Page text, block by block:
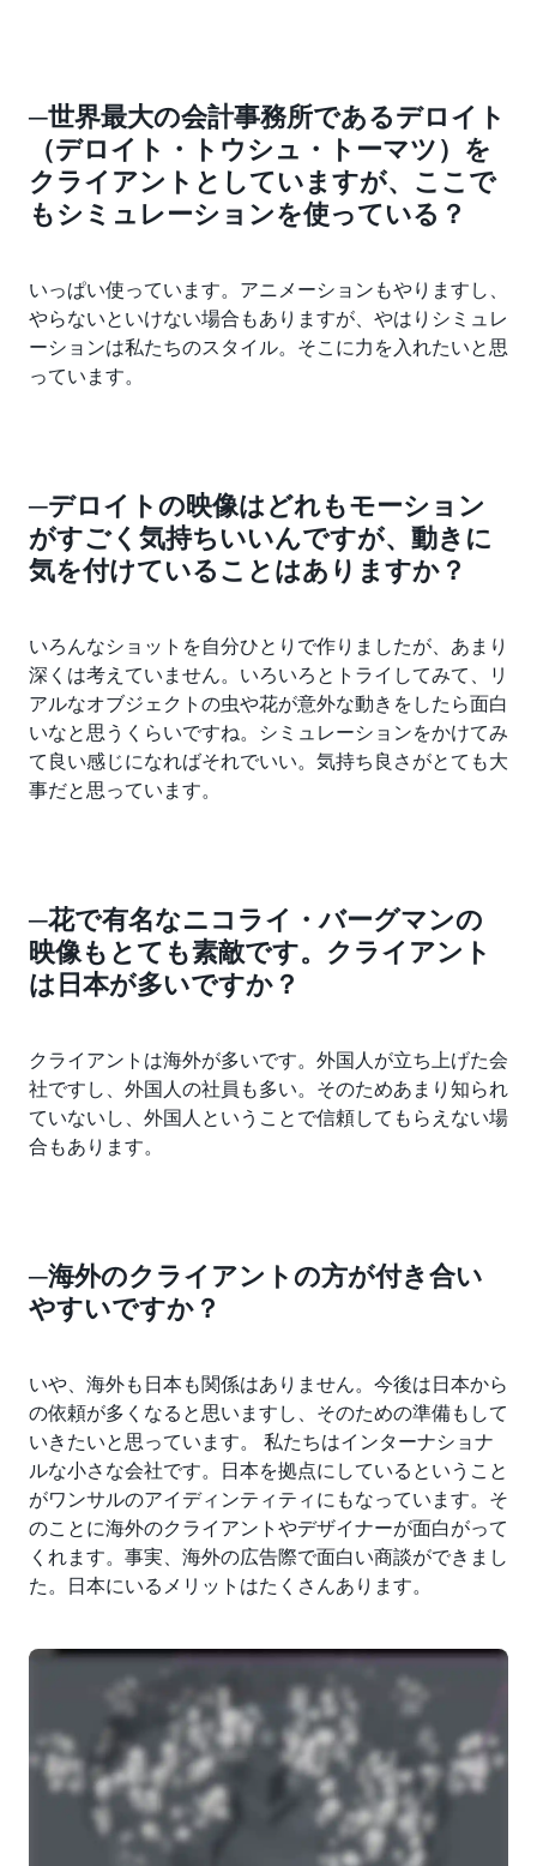
─世界最大の会計事務所であるデロイト
（デロイト・トウシュ・トーマツ）を
クライアントとしていますが、ここで
もシミュレーションを使っている？
いっぱい使っています。アニメーションもやりますし、
やらないといけない場合もありますが、やはりシミュレ
ーションは私たちのスタイル。そこに力を入れたいと思
っています。
─デロイトの映像はどれもモーション
がすごく気持ちいいんですが、動きに
気を付けていることはありますか？
いろんなショットを自分ひとりで作りましたが、あまり
深くは考えていません。いろいろとトライしてみて、リ
アルなオブジェクトの虫や花が意外な動きをしたら面白
いなと思うくらいですね。シミュレーションをかけてみ
て良い感じになればそれでいい。気持ち良さがとても大
事だと思っています。
─花で有名なニコライ・バーグマンの
映像もとても素敵です。クライアント
は日本が多いですか？
クライアントは海外が多いです。外国人が立ち上げた会
社ですし、外国人の社員も多い。そのためあまり知られ
ていないし、外国人ということで信頼してもらえない場
合もあります。
─海外のクライアントの方が付き合い
やすいですか？
いや、海外も日本も関係はありません。今後は日本から
の依頼が多くなると思いますし、そのための準備もして
いきたいと思っています。 私たちはインターナショナ
ルな小さな会社です。日本を拠点にしているということ
がワンサルのアイディンティティにもなっています。そ
のことに海外のクライアントやデザイナーが面白がって
くれます。事実、海外の広告際で面白い商談ができまし
た。日本にいるメリットはたくさんあります。